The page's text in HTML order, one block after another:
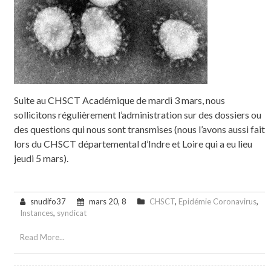
Suite au CHSCT Académique de mardi 3 mars, nous
sollicitons régulièrement l’administration sur des dossiers ou
des questions qui nous sont transmises (nous l’avons aussi fait
lors du CHSCT départemental d’Indre et Loire qui a eu lieu
jeudi 5 mars).
snudifo37 mars 20, 8 CHSCT, Epidémie Coronavirus,
Instances, syndicat
Read More...